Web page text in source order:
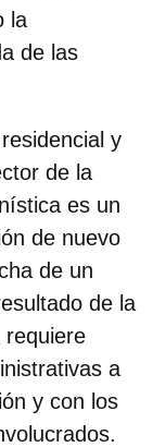
la
de las
y
de la
es un
de nuevo
de un
de la
requiere
a
y con los